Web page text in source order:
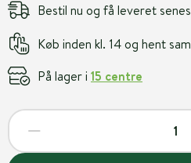
Bestil nu og få leveret
Køb inden kl. 14 og hent
På lager i 15 centre